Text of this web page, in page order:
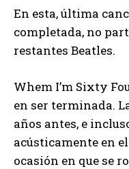
En esta, última
completada, no
restantes Beatles.
Whem I’m Sixty
en ser terminada.
años antes, e
acústicamente en
ocasión en que se